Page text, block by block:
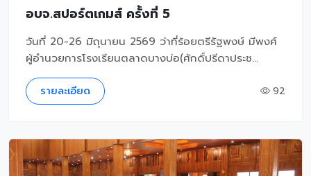
อบจ.สปอร์ตเกมส์ ครั้งที่ 5
วันที่ 20-26 มิถุนายน 2569 ว่าที่ร้อยตรีรัฐพงษ์ มีพงศ์
ผู้อำนวยการโรงเรียนตลาดบางบ่อ(ศักดิ์ปรีดาประช...
รายละเอียด 92